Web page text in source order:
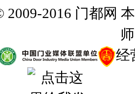
2009-2016 门都网
经